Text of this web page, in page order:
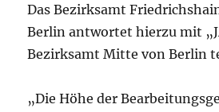
Das Bezirksamt
Berlin antwortet hierzu mit
Bezirksamt Mitte von Berlin
„Die Höhe der